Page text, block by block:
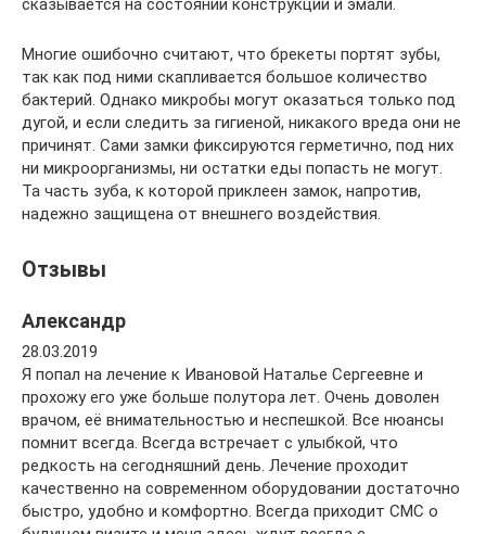
сказывается на состоянии конструкции и эмали.
Многие ошибочно считают, что брекеты портят зубы,
так как под ними скапливается большое количество
бактерий. Однако микробы могут оказаться только под
дугой, и если следить за гигиеной, никакого вреда они не
причинят. Сами замки фиксируются герметично, под них
ни микроорганизмы, ни остатки еды попасть не могут.
Та часть зуба, к которой приклеен замок, напротив,
надежно защищена от внешнего воздействия.
Отзывы
Александр
28.03.2019
Я попал на лечение к Ивановой Наталье Сергеевне и
прохожу его уже больше полутора лет. Очень доволен
врачом, её внимательностью и неспешкой. Все нюансы
помнит всегда. Всегда встречает с улыбкой, что
редкость на сегодняшний день. Лечение проходит
качественно на современном оборудовании достаточно
быстро, удобно и комфортно. Всегда приходит СМС о